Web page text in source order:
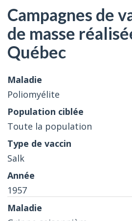
Campagnes de
de masse
Québec
Poliomyélite
Toute la population
Salk
1957